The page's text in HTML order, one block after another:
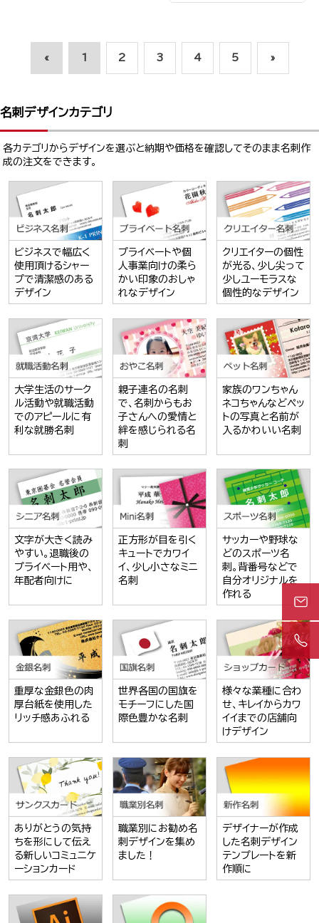
« 1 2 3 4 5 »
名刺デザインカテゴリ
各カテゴリからデザインを選ぶと納期や価格を確認してそのまま名刺作
成の注文をできます。
ビジネスで幅広く
使用頂けるシャー
プで清潔感のある
デザイン
プライベートや個
人事業向けの柔ら
かい印象のおしゃ
れなデザイン
クリエイターの個性
が光る、少し尖って
少しユーモラスな
個性的なデザイン
大学生活のサーク
ル活動や就職活動
でのアピールに有
利な就勝名刺
親子連名の名刺
で、名刺からもお
子さんへの愛情と
絆を感じられる名
刺
家族のワンちゃん
ネコちゃんなどペッ
トの写真と名前が
入るかわいい名刺
文字が大きく読み
やすい。退職後の
プライベート用や、
年配者向けに
正方形が目を引く
キュートでカワイ
イ、少し小さなミニ
名刺
サッカーや野球な
どのスポーツ名
刺。背番号などで
自分オリジナルを
作れる
重厚な金銀色の肉
厚台紙を使用した
リッチ感あふれる
世界各国の国旗を
モチーフにした国
際色豊かな名刺
様々な業種に合わ
せ、キレイからカワ
イイまでの店舗向
けデザイン
ありがとうの気持
ちを形にして伝え
る新しいコミュニケ
ーションカード
職業別にお勧め名
刺デザインを集め
ました！
デザイナーが作成
した名刺デザイン
テンプレートを新
作順に